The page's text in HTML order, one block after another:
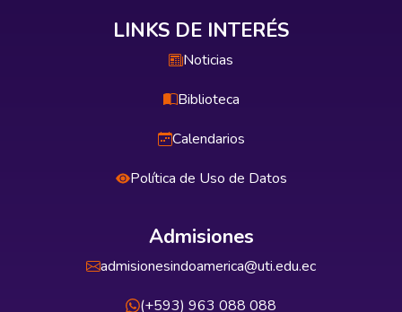
LINKS DE INTERÉS
Noticias
Biblioteca
Calendarios
Política de Uso de Datos
Admisiones
admisionesindoamerica@uti.edu.ec
(+593) 963 088 088